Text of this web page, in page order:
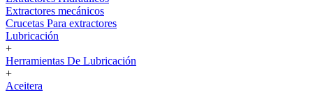
Extractores mecánicos
Crucetas Para extractores
Lubricación
+
Herramientas De Lubricación
+
Aceitera